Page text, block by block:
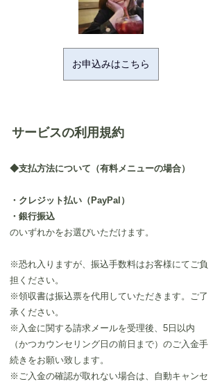
お申込みはこちら
サービスの利用規約
◆支払方法について（有料メニューの場合）
・クレジット払い（PayPal）
・銀行振込
のいずれかをお選びいただけます。
※恐れ入りますが、振込手数料はお客様にてご負
担ください。
※領収書は振込票を代用していただきます。ご了
承ください。
※入金に関する請求メールを受理後、5日以内
（かつカウンセリング日の前日まで）のご入金手
続きをお願い致します。
※ご入金の確認が取れない場合は、自動キャンセ